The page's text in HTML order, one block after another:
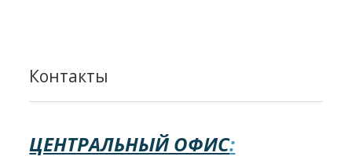
Контакты
ЦЕНТРАЛЬНЫЙ ОФИС: